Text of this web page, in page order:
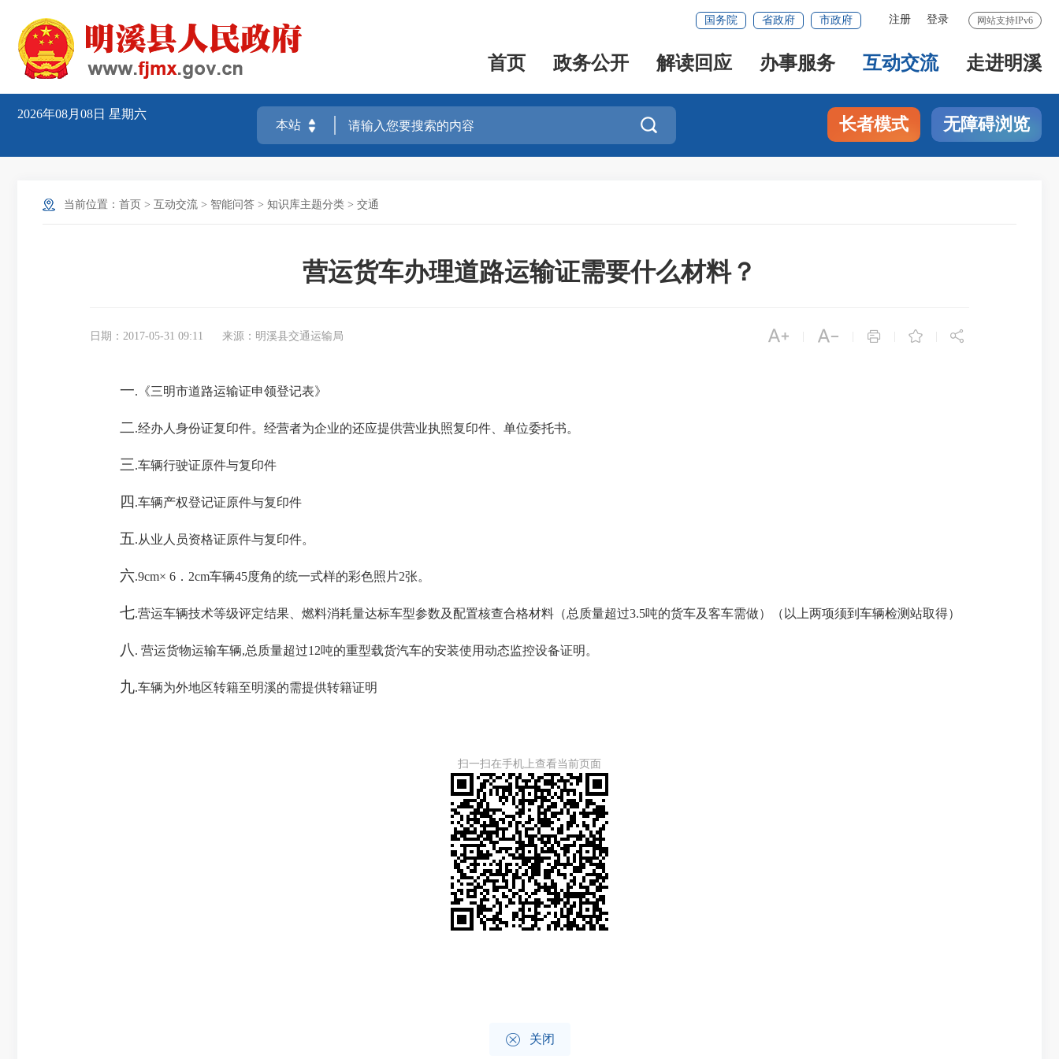
网站支持IPv6
注册 登录
国务院 省政府 市政府
首页 政务公开 解读回应 办事服务 互动交流 走进明溪
2026年08月08日 星期六
 长者模式 无障碍浏览
当前位置： 首页 > 互动交流 > 智能问答 > 知识库主题分类 > 交通
营运货车办理道路运输证需要什么材料？
日期：2017-05-31 09:11 来源：明溪县交通运输局     
一.《三明市道路运输证申领登记表》
二.经办人身份证复印件。经营者为企业的还应提供营业执照复印件、单位委托书。
三.车辆行驶证原件与复印件
四 .车辆产权登记证原件与复印件
五.从业人员资格证原件与复印件。
六.9cm× 6．2cm车辆45度角的统一式样的彩色照片2张。
七.营运车辆技术等级评定结果、燃料消耗量达标车型参数及配置核查合格材料（总质量超过3.5吨的货车及客车需做）（以上两项须到车辆检测站取得）
八 . 营运货物运输车辆,总质量超过12吨的重型载货汽车的安装使用动态监控设备证明。
九.车辆为外地区转籍至明溪的需提供转籍证明
扫一扫在手机上查看当前页面
 关闭